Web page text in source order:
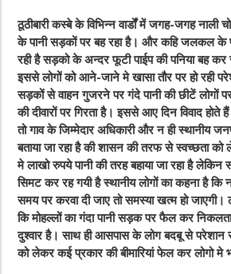
ठूठीबारी कस्बे के विभिन्न वार्डों में जगह-जगह नाली
के पानी सड़कों पर बह रहा है। और कहि जलकल के
रही है सड़को के अन्दर फूटी पाईप की पनिया बह
इससे लोगों को आने-जाने मे खासा तौर पर हो रही
सड़कों से वाहन गुजरने पर गंदे पानी की छीटें लोगों
की दीवारों पर गिरता है। इससे आए दिन विवाद
तो गाव के जिम्मेदार अधिकारी और न ही स्थानीय
बताया जा रहा है की शासन की तरफ से स्वच्छता
मे लाखो रुपये पानी की तरह बहाया जा रहा है लेकिन
सिमट कर रह गयी है स्थानीय लोगों का कहना है
समय पर करवा दी जाए तो समस्या खत्म हो जाएगी।
कि मोहल्लों का गंदा पानी सड़क पर फैल कर
दुश्वार है। साथ ही आसपास के लोग बदबू से परेशान
को लेकर कई प्रकार की बीमारियां फेल कर लोगो मे